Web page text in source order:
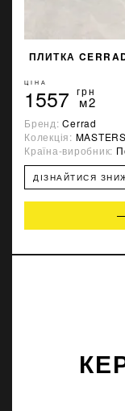
ПЛИТКА
ЦІНА
1557 грн
м2
Бренд:Cerrad
Колекція:
Країна-виробник:
ДІЗНАЙТИСЯ